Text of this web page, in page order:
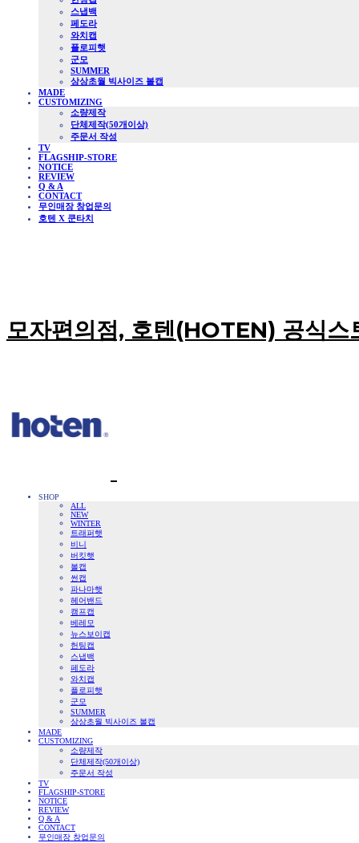
스냅백
페도라
와치캡
플로피햇
군모
SUMMER
상상초월 빅사이즈 볼캡
MADE
CUSTOMIZING
소량제작
단체제작(50개이상)
주문서 작성
TV
FLAGSHIP-STORE
NOTICE
REVIEW
Q & A
CONTACT
무인매장 창업문의
호텐 X 쿤타치
모자편의점, 호텐(HOTEN) 공식스
SHOP
ALL
NEW
WINTER
트래퍼햇
비니
버킷햇
볼캡
썬캡
파나마햇
헤어밴드
캠프캡
베레모
뉴스보이캡
헌팅캡
스냅백
페도라
와치캡
플로피햇
군모
SUMMER
상상초월 빅사이즈 볼캡
MADE
CUSTOMIZING
소량제작
단체제작(50개이상)
주문서 작성
TV
FLAGSHIP-STORE
NOTICE
REVIEW
Q & A
CONTACT
무인매장 창업문의